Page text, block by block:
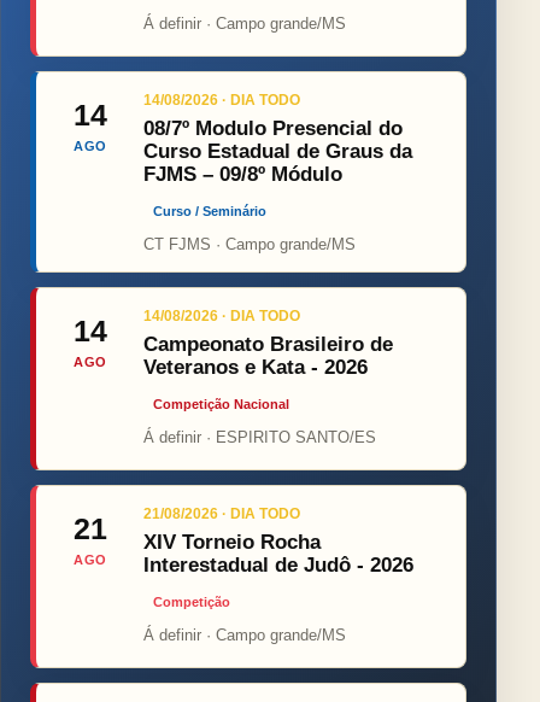
Á definir · Campo grande/MS
14
AGO
14/08/2026 · DIA TODO
08/7º Modulo Presencial do
Curso Estadual de Graus da
FJMS – 09/8º Módulo
Curso / Seminário
CT FJMS · Campo grande/MS
14
AGO
14/08/2026 · DIA TODO
Campeonato Brasileiro de
Veteranos e Kata - 2026
Competição Nacional
Á definir · ESPIRITO SANTO/ES
21
AGO
21/08/2026 · DIA TODO
XIV Torneio Rocha
Interestadual de Judô - 2026
Competição
Á definir · Campo grande/MS